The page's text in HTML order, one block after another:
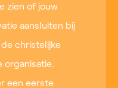
zien of jouw
aansluiten bij
christelijke
organisatie.
een eerste